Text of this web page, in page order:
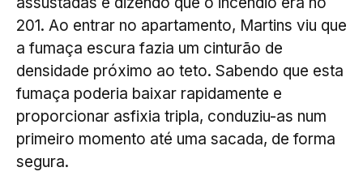
201. Ao entrar no apartamento, Martins viu que
a fumaça escura fazia um cinturão de
densidade próximo ao teto. Sabendo que esta
fumaça poderia baixar rapidamente e
proporcionar asfixia tripla, conduziu-as num
primeiro momento até uma sacada, de forma
segura.